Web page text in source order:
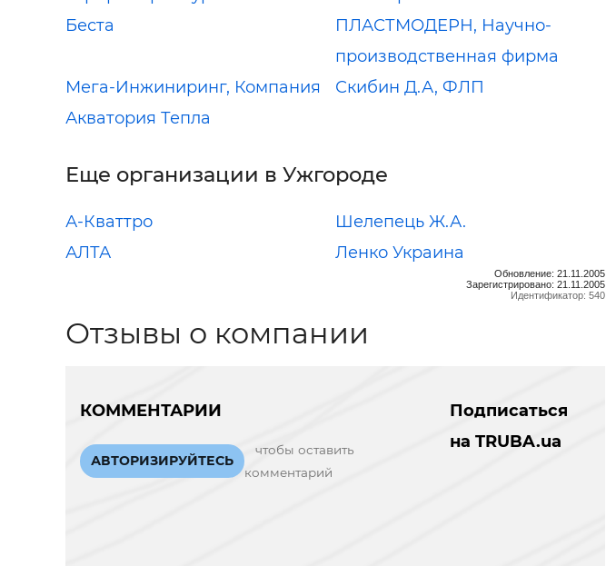
Беста
ПЛАСТМОДЕРН, Научно-
производственная фирма
Мега-Инжиниринг, Компания
Скибин Д.А, ФЛП
Акватория Тепла
Еще организации в Ужгороде
А-Кваттро
Шелепець Ж.А.
АЛТА
Ленко Украина
Обновление: 21.11.2005
Зарегистрировано: 21.11.2005
Идентификатор: 540
Отзывы о компании
КОММЕНТАРИИ
АВТОРИЗИРУЙТЕСЬ
чтобы оставить
комментарий
Подписаться
на TRUBA.ua